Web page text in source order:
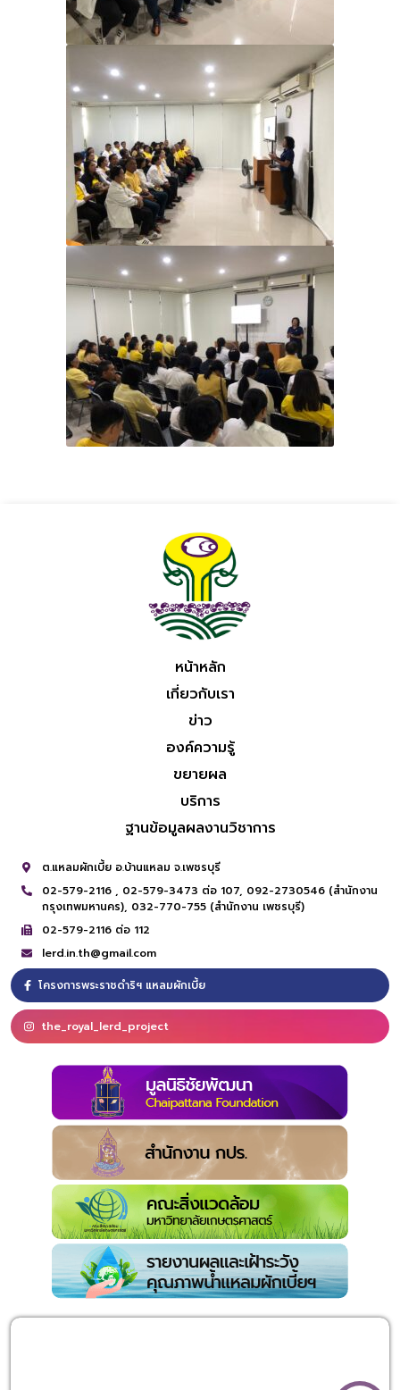
หน้าหลัก
เกี่ยวกับเรา
ข่าว
องค์ความรู้
ขยายผล
บริการ
ฐานข้อมูลผลงานวิชาการ
ต.แหลมผักเบี้ย อ.บ้านแหลม จ.เพชรบุรี
02-579-2116 , 02-579-3473 ต่อ 107, 092-2730546 (สำนักงาน
กรุงเทพมหานคร), 032-770-755 (สำนักงาน เพชรบุรี)
02-579-2116 ต่อ 112
lerd.in.th@gmail.com
โครงการพระราชดำริฯ แหลมผักเบี้ย
the_royal_lerd_project